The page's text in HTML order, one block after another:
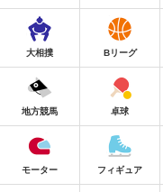
大相撲 Bリーグ
地方競馬 卓球
モーター フィギュア